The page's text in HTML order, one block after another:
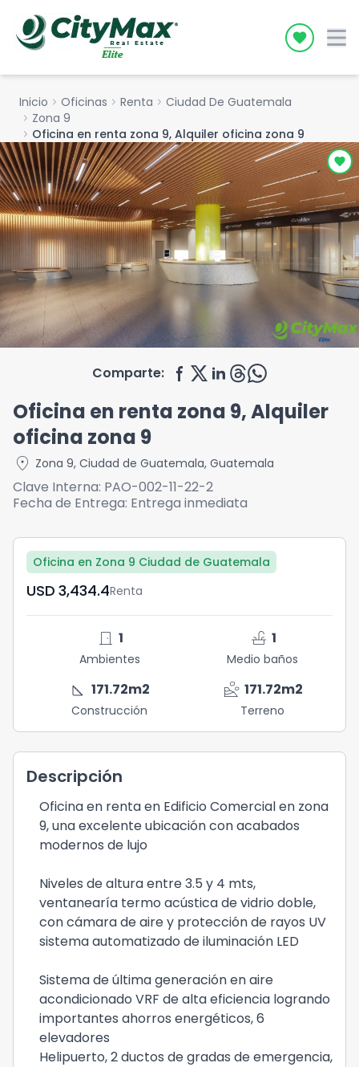
Icon
Inicio chevron_right Oficinas chevron_right Renta chevron_right Ciudad De Guatemala
chevron_right Zona 9
chevron_right Oficina en renta zona 9, Alquiler oficina zona 9
Comparte:
Oficina en renta zona 9, Alquiler
oficina zona 9
location_on Zona 9, Ciudad de Guatemala, Guatemala
Clave Interna: PAO-002-11-22-2
Fecha de Entrega: Entrega inmediata
Oficina en Zona 9 Ciudad de Guatemala
USD	3,434.4Renta
door_front 1
Ambientes
faucet 1
Medio baños
square_foot 171.72m2
Construcción
landslide 171.72m2
Terreno
Descripción
Oficina en renta en Edificio Comercial en zona
9, una excelente ubicación con acabados
modernos de lujo
Niveles de altura entre 3.5 y 4 mts,
ventanearía termo acústica de vidrio doble,
con cámara de aire y protección de rayos UV
sistema automatizado de iluminación LED
Sistema de última generación en aire
acondicionado VRF de alta eficiencia logrando
importantes ahorros energéticos, 6
elevadores
Helipuerto, 2 ductos de gradas de emergencia,